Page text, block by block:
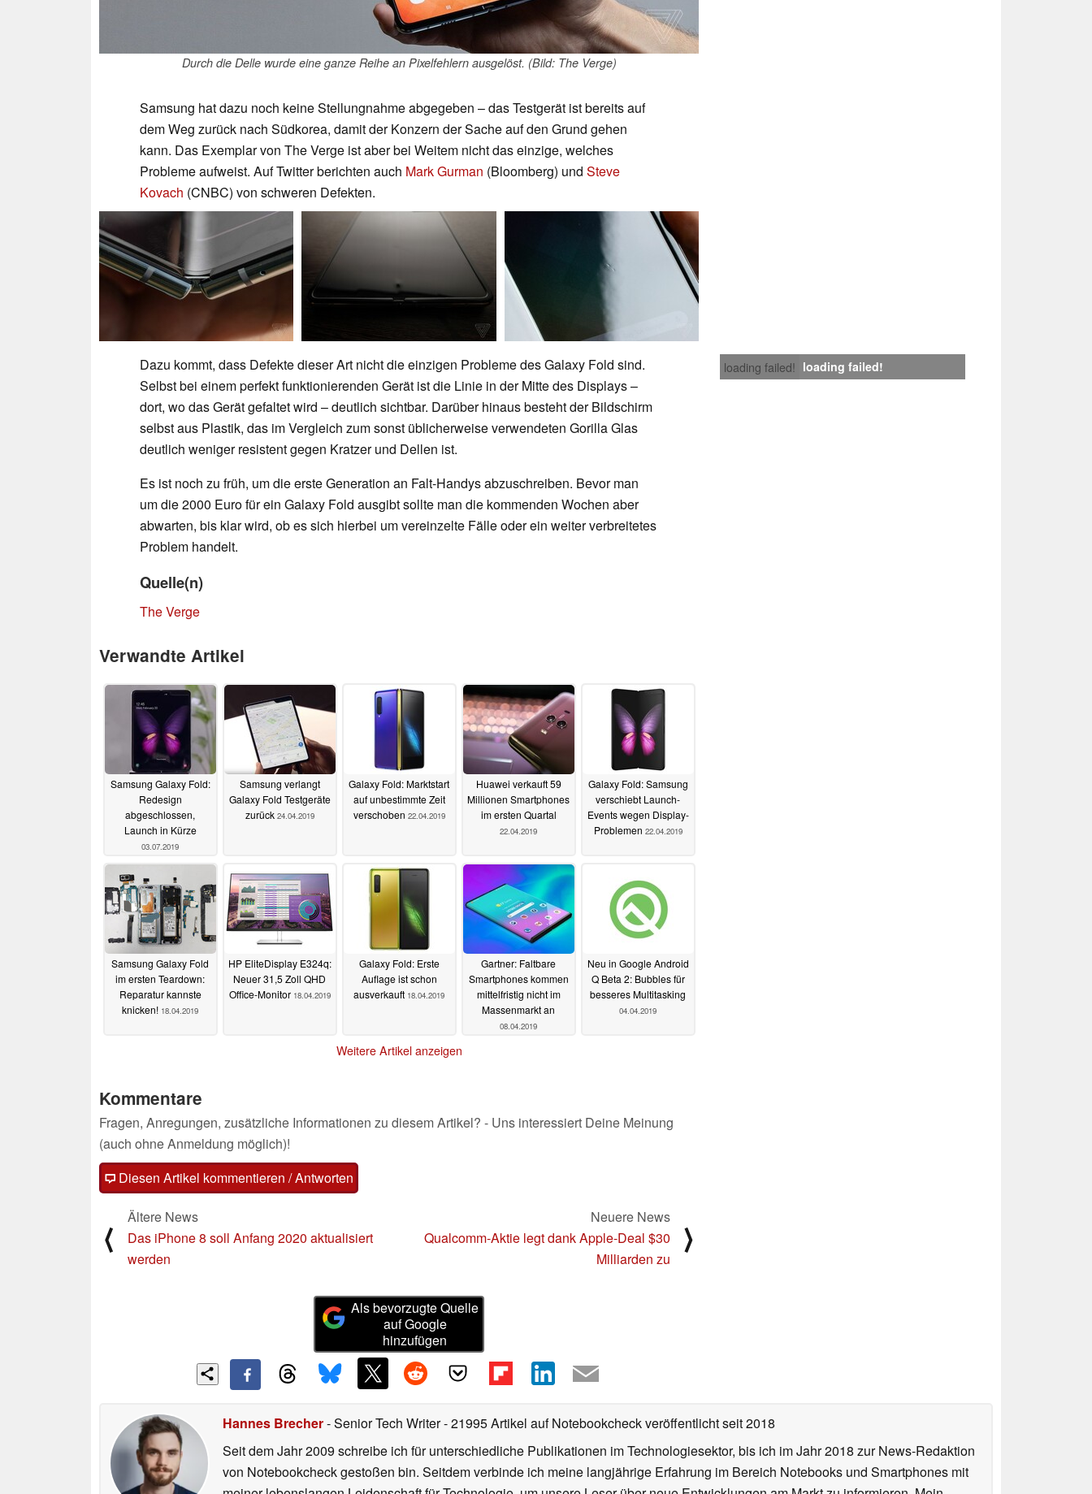
Durch die Delle wurde eine ganze Reihe an Pixelfehlern ausgelöst. (Bild: The Verge)
Samsung hat dazu noch keine Stellungnahme abgegeben – das Testgerät ist bereits auf
dem Weg zurück nach Südkorea, damit der Konzern der Sache auf den Grund gehen
kann. Das Exemplar von The Verge ist aber bei Weitem nicht das einzige, welches
Probleme aufweist. Auf Twitter berichten auch Mark Gurman (Bloomberg) und Steve
Kovach (CNBC) von schweren Defekten.
loading failed! loading failed!
Dazu kommt, dass Defekte dieser Art nicht die einzigen Probleme des Galaxy Fold sind.
Selbst bei einem perfekt funktionierenden Gerät ist die Linie in der Mitte des Displays –
dort, wo das Gerät gefaltet wird – deutlich sichtbar. Darüber hinaus besteht der Bildschirm
selbst aus Plastik, das im Vergleich zum sonst üblicherweise verwendeten Gorilla Glas
deutlich weniger resistent gegen Kratzer und Dellen ist.
Es ist noch zu früh, um die erste Generation an Falt-Handys abzuschreiben. Bevor man
um die 2000 Euro für ein Galaxy Fold ausgibt sollte man die kommenden Wochen aber
abwarten, bis klar wird, ob es sich hierbei um vereinzelte Fälle oder ein weiter verbreitetes
Problem handelt.
Quelle(n)
The Verge
Verwandte Artikel
Samsung Galaxy Fold:
Redesign
abgeschlossen,
Launch in Kürze
03.07.2019
Samsung verlangt
Galaxy Fold Testgeräte
zurück 24.04.2019
Galaxy Fold: Marktstart
auf unbestimmte Zeit
verschoben 22.04.2019
Huawei verkauft 59
Millionen Smartphones
im ersten Quartal
22.04.2019
Galaxy Fold: Samsung
verschiebt Launch-
Events wegen Display-
Problemen 22.04.2019
Samsung Galaxy Fold
im ersten Teardown:
Reparatur kannste
knicken! 18.04.2019
HP EliteDisplay E324q:
Neuer 31,5 Zoll QHD
Office-Monitor 18.04.2019
Galaxy Fold: Erste
Auflage ist schon
ausverkauft 18.04.2019
Gartner: Faltbare
Smartphones kommen
mittelfristig nicht im
Massenmarkt an
08.04.2019
Neu in Google Android
Q Beta 2: Bubbles für
besseres Multitasking
04.04.2019
Weitere Artikel anzeigen
Kommentare
Fragen, Anregungen, zusätzliche Informationen zu diesem Artikel? - Uns interessiert Deine Meinung
(auch ohne Anmeldung möglich)!
Diesen Artikel kommentieren / Antworten
⟨
Ältere News
Das iPhone 8 soll Anfang 2020 aktualisiert
werden
Neuere News
Qualcomm-Aktie legt dank Apple-Deal $30
Milliarden zu
⟩
Als bevorzugte Quelle
auf Google
hinzufügen
Hannes Brecher- Senior Tech Writer- 21995 Artikel auf Notebookcheck veröffentlichtseit 2018
Seit dem Jahr 2009 schreibe ich für unterschiedliche Publikationen im Technologiesektor, bis ich im Jahr 2018 zur News-Redaktion
von Notebookcheck gestoßen bin. Seitdem verbinde ich meine langjährige Erfahrung im Bereich Notebooks und Smartphones mit